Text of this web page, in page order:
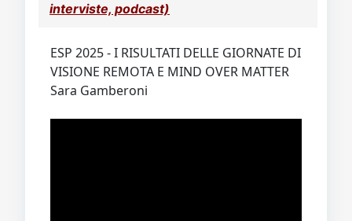
interviste, podcast)
ESP 2025 - I RISULTATI DELLE GIORNATE DI
VISIONE REMOTA E MIND OVER MATTER
Sara Gamberoni